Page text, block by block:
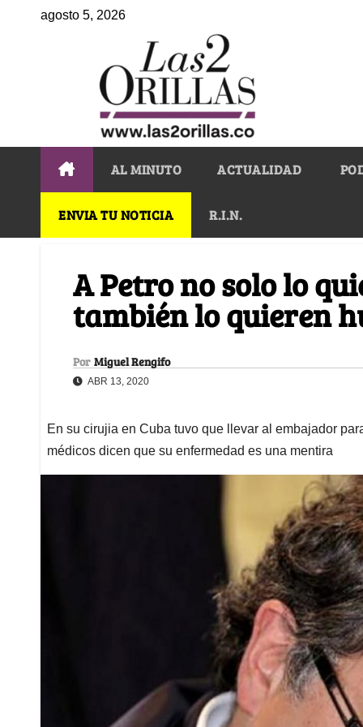
agosto 5, 2026
AL MINUTO ACTUALIDAD
ENVIA TU NOTICIA R.I.N.
A Petro no solo lo
también lo quieren
Por Miguel Rengifo
ABR 13, 2020
En su cirujia en Cuba tuvo que llevar al embajador
médicos dicen que su enfermedad es una mentira